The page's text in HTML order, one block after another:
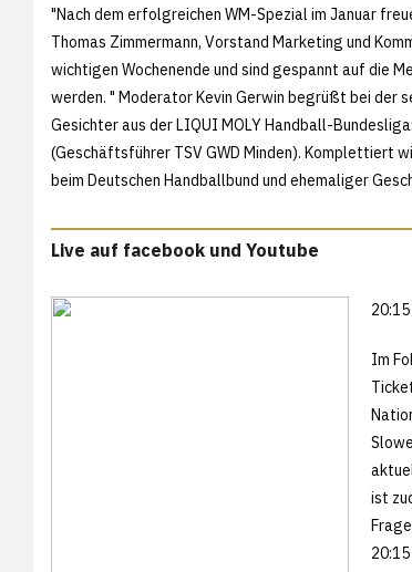
"Nach dem erfolgreichen WM-Spezial im Januar
Thomas Zimmermann, Vorstand Marketing und
wichtigen Wochenende und sind gespannt auf die
werden. " Moderator Kevin Gerwin begrüßt bei der
Gesichter aus der LIQUI MOLY Handball-
(Geschäftsführer TSV GWD Minden). Komplettiert
beim Deutschen Handballbund und ehemaliger
Live auf facebook und Youtube
Im
ist